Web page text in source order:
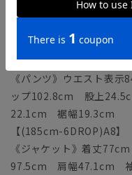
21.8cm 裾幅19cm
《ジャケット》着丈
95.5cm 肩幅46.4cm
《パンツ》ウエスト表
ップ102.8cm 股上
22.1cm 裾幅19.3cm
【(185cm-6DROP)A8】
《ジャケット》着丈
97.5cm 肩幅47.1cm